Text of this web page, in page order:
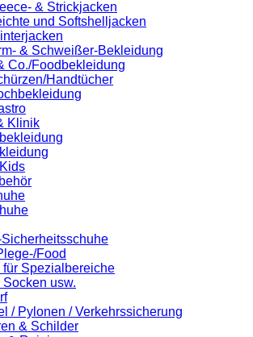
& Strickjacken
und Softshelljacken
& Schweißer-Bekleidung
Co./Foodbekleidung
Handtücher
Klinik
Food
für Spezialbereiche
usw.
/ Pylonen / Verkehrssicherung
& Schilder